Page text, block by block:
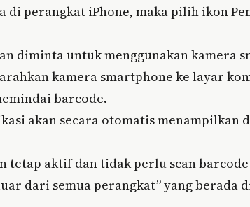
di perangkat iPhone, maka pilih ikon
diminta untuk menggunakan kamera
kamera smartphone ke layar
barcode.
akan secara otomatis menampilkan
tetap aktif dan tidak perlu scan
dari semua perangkat” yang berada